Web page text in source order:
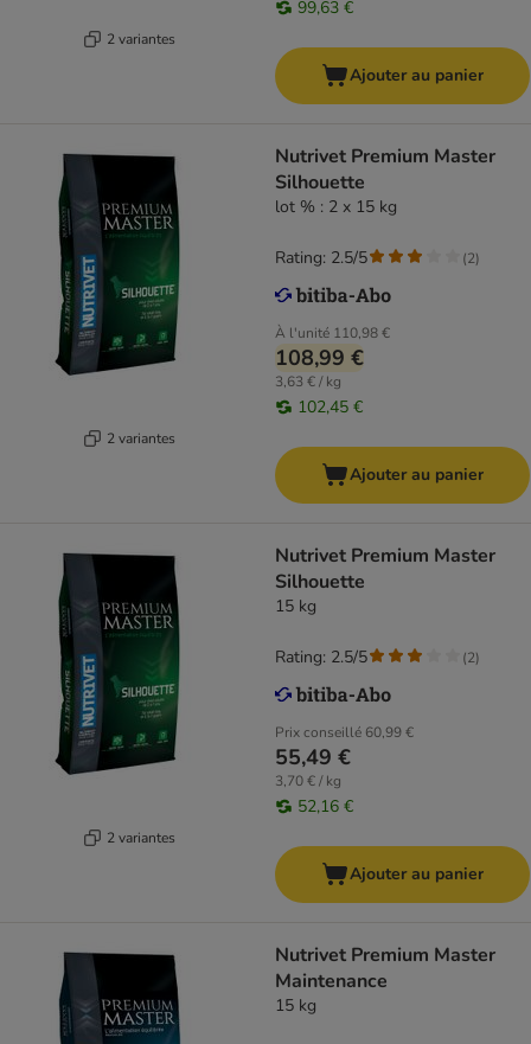
2 variantes
99,63 €
Ajouter au panier
2 variantes
Nutrivet Premium Master
Silhouette
lot % : 2 x 15 kg
À l'unité 110,98 €
108,99 €
3,63 € / kg
102,45 €
Rating: 2.5/5 (2)
Ajouter au panier
2 variantes
Nutrivet Premium Master
Silhouette
15 kg
Prix conseillé 60,99 €
55,49 €
3,70 € / kg
52,16 €
Rating: 2.5/5 (2)
Ajouter au panier
Nutrivet Premium Master
Maintenance
15 kg